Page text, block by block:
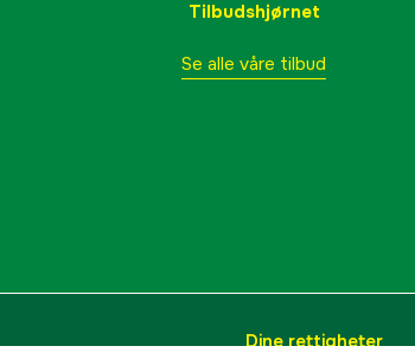
Tilbudshjørnet
Se alle våre tilbud
Dine rettigheter